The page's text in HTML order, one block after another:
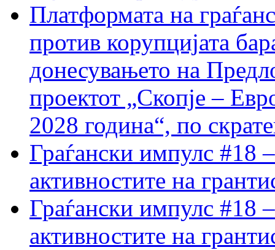
Платформата на
против корупцијата
донесувањето на
проектот „Скопје –
2028 година“, по
Граѓански импулс #18
активностите на
Граѓански импулс #18
активностите на